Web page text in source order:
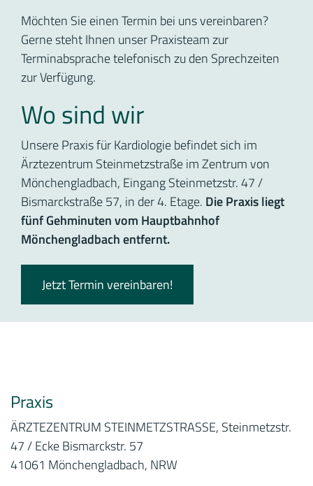
Möchten Sie einen Termin bei uns vereinbaren?
Gerne steht Ihnen unser Praxisteam zur
Terminabsprache telefonisch zu den Sprechzeiten
zur Verfügung.
Wo sind wir
Unsere Praxis für Kardiologie befindet sich im
Ärztezentrum Steinmetzstraße im Zentrum von
Mönchengladbach, Eingang Steinmetzstr. 47 /
Bismarckstraße 57, in der 4. Etage. Die Praxis liegt
fünf Gehminuten vom Hauptbahnhof
Mönchengladbach entfernt.
Jetzt Termin vereinbaren!
Praxis
ÄRZTEZENTRUM STEINMETZSTRASSE, Steinmetzstr.
47 / Ecke Bismarckstr. 57
41061 Mönchengladbach, NRW